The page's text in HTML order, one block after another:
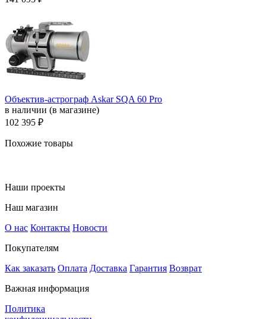
Объектив-астрограф Askar SQA 60 Pro
в наличии (в магазине)
102 395 ₽
Похожие товары
Наши проекты
Наш магазин
О нас Контакты Новости
Покупателям
Как заказать Оплата Доставка Гарантия Возврат
Важная информация
Политика